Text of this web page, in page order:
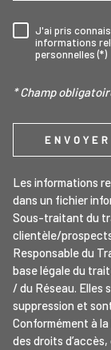
J'ai pris
informations
personnelles (*)
* Champ
ENVOYER
Les informations
dans un fichier
Sous-traitant du
clientèle/
Responsable du
base légale du
/ du Réseau. Elles
suppression et
Conformément à
des droits